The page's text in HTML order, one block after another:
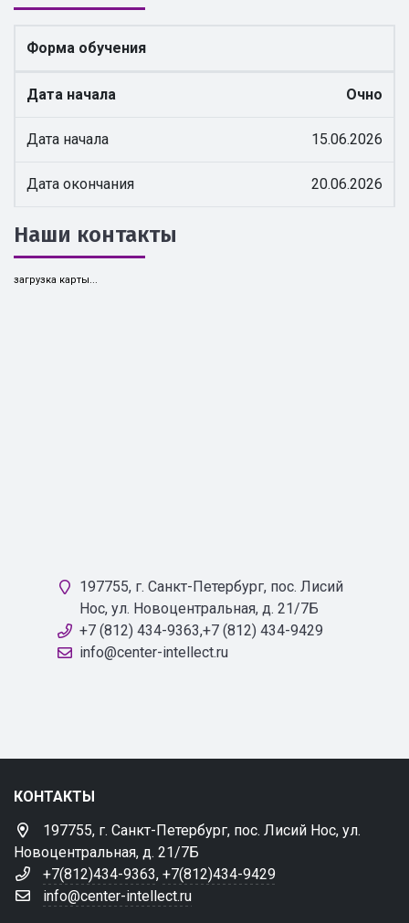
Форма обучения
Дата начала Очно
Дата начала 15.06.2026
Дата окончания 20.06.2026
Наши контакты
загрузка карты...
197755, г. Санкт-Петербург, пос. Лисий
Нос, ул. Новоцентральная, д. 21/7Б
+7 (812) 434-9363,+7 (812) 434-9429
info@center-intellect.ru
КОНТАКТЫ
197755, г. Санкт-Петербург, пос. Лисий Нос, ул.
Новоцентральная, д. 21/7Б
+7(812)434-9363, +7(812)434-9429
info@center-intellect.ru